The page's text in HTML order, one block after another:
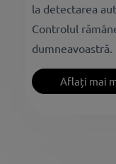
la detectarea
Controlul
dumneavoastră.
Aflați mai